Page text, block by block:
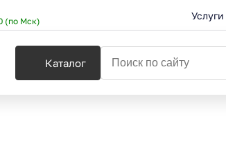
(по Мск) Услуги
Каталог